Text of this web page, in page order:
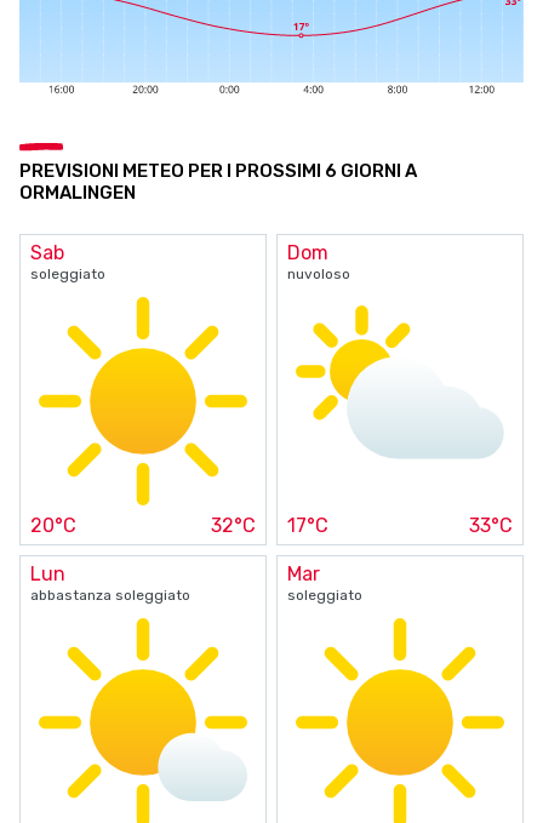
PREVISIONI METEO PER I PROSSIMI 6 GIORNI A
ORMALINGEN
Sab
soleggiato
20°C 32°C
Dom
nuvoloso
17°C 33°C
Lun
abbastanza soleggiato
Mar
soleggiato